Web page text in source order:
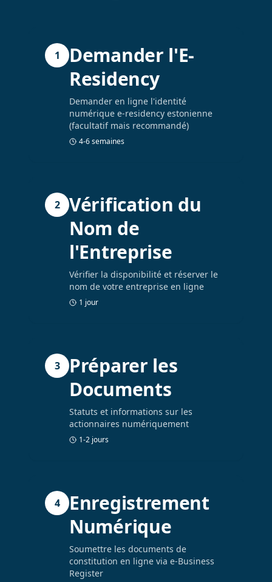
1
Demander l'E-
Residency
Demander en ligne l'identité
numérique e-residency estonienne
(facultatif mais recommandé)
4-6 semaines
2
Vérification du
Nom de
l'Entreprise
Vérifier la disponibilité et réserver le
nom de votre entreprise en ligne
1 jour
3
Préparer les
Documents
Statuts et informations sur les
actionnaires numériquement
1-2 jours
4
Enregistrement
Numérique
Soumettre les documents de
constitution en ligne via e-Business
Register